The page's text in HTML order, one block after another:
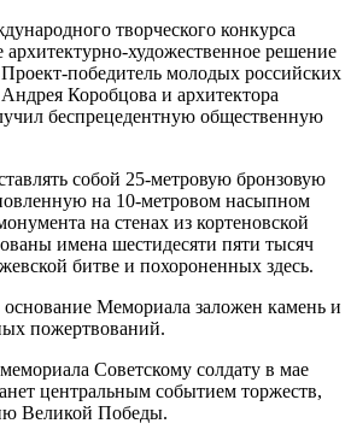
творческого конкурса
художественное решение
победитель молодых российских
Коробцова и архитектора
беспрецедентную общественную
собой 25-метровую бронзовую
на 10-метровом насыпном
на стенах из кортеновской
имена шестидесяти пяти тысяч
битве и похороненных здесь.
основание Мемориала заложен камень и
пожертвований.
Советскому солдату в мае
центральным событием торжеств,
Великой Победы.